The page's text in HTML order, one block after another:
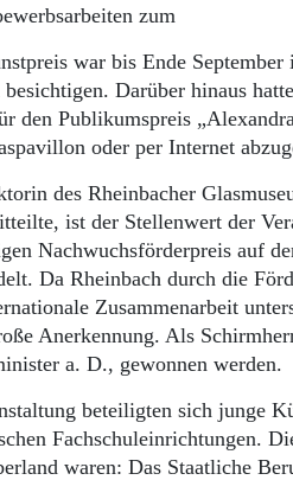
zum
war bis Ende
Darüber hinaus
den Publikumspreis
oder per Internet
des Rheinbacher
ist der Stellenwert der
Nachwuchsförderpreis auf
Da Rheinbach durch die
Zusammenarbeit
Anerkennung. Als
a. D., gewonnen werden.
beteiligten sich junge
Fachschuleinrichtungen.
waren: Das Staatliche